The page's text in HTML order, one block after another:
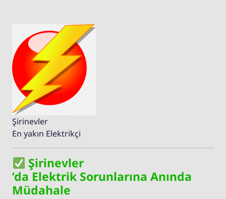
Şirinevler
En yakın Elektrikçi
Şirinevler
’da Elektrik Sorunlarına Anında
Müdahale